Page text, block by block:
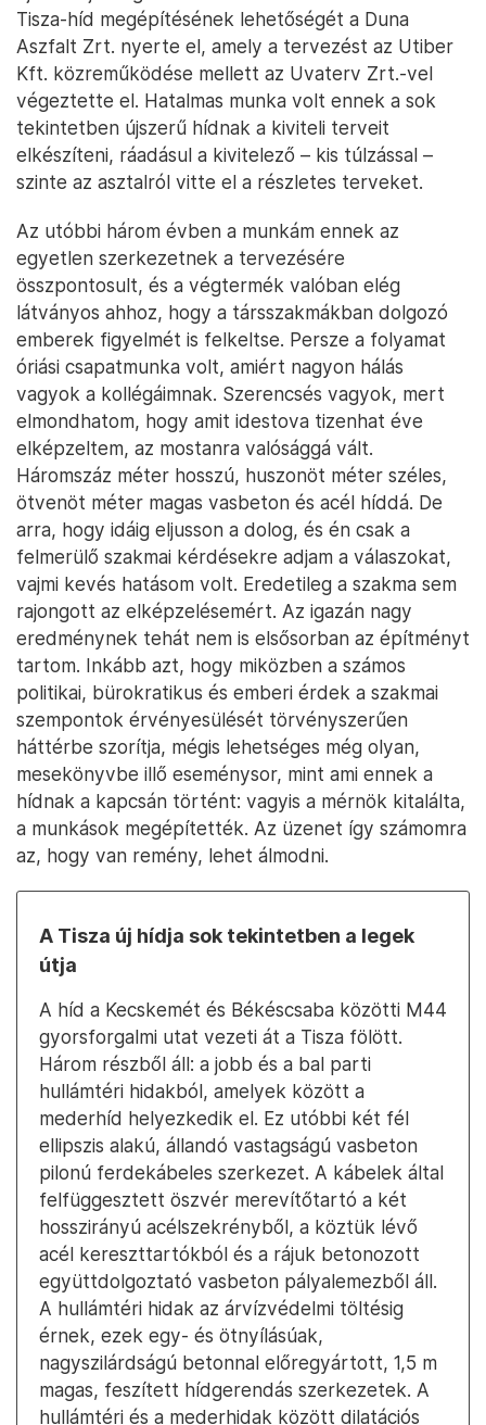
Tisza-híd megépítésének lehetőségét a Duna
Aszfalt Zrt. nyerte el, amely a tervezést az Utiber
Kft. közreműködése mellett az Uvaterv Zrt.-vel
végeztette el. Hatalmas munka volt ennek a sok
tekintetben újszerű hídnak a kiviteli terveit
elkészíteni, ráadásul a kivitelező – kis túlzással –
szinte az asztalról vitte el a részletes terveket.
Az utóbbi három évben a munkám ennek az
egyetlen szerkezetnek a tervezésére
összpontosult, és a végtermék valóban elég
látványos ahhoz, hogy a társszakmákban dolgozó
emberek figyelmét is felkeltse. Persze a folyamat
óriási csapatmunka volt, amiért nagyon hálás
vagyok a kollégáimnak. Szerencsés vagyok, mert
elmondhatom, hogy amit idestova tizenhat éve
elképzeltem, az mostanra valósággá vált.
Háromszáz méter hosszú, huszonöt méter széles,
ötvenöt méter magas vasbeton és acél híddá. De
arra, hogy idáig eljusson a dolog, és én csak a
felmerülő szakmai kérdésekre adjam a válaszokat,
vajmi kevés hatásom volt. Eredetileg a szakma sem
rajongott az elképzelésemért. Az igazán nagy
eredménynek tehát nem is elsősorban az építményt
tartom. Inkább azt, hogy miközben a számos
politikai, bürokratikus és emberi érdek a szakmai
szempontok érvényesülését törvényszerűen
háttérbe szorítja, mégis lehetséges még olyan,
mesekönyvbe illő eseménysor, mint ami ennek a
hídnak a kapcsán történt: vagyis a mérnök kitalálta,
a munkások megépítették. Az üzenet így számomra
az, hogy van remény, lehet álmodni.
A Tisza új hídja sok tekintetben a legek
útja
A híd a Kecskemét és Békéscsaba közötti M44
gyorsforgalmi utat vezeti át a Tisza fölött.
Három részből áll: a jobb és a bal parti
hullámtéri hidakból, amelyek között a
mederhíd helyezkedik el. Ez utóbbi két fél
ellipszis alakú, állandó vastagságú vasbeton
pilonú ferdekábeles szerkezet. A kábelek által
felfüggesztett öszvér merevítőtartó a két
hosszirányú acélszekrényből, a köztük lévő
acél kereszttartókból és a rájuk betonozott
együttdolgoztató vasbeton pályalemezből áll.
A hullámtéri hidak az árvízvédelmi töltésig
érnek, ezek egy- és ötnyílásúak,
nagyszilárdságú betonnal előregyártott, 1,5 m
magas, feszített hídgerendás szerkezetek. A
hullámtéri és a mederhidak között dilatációs